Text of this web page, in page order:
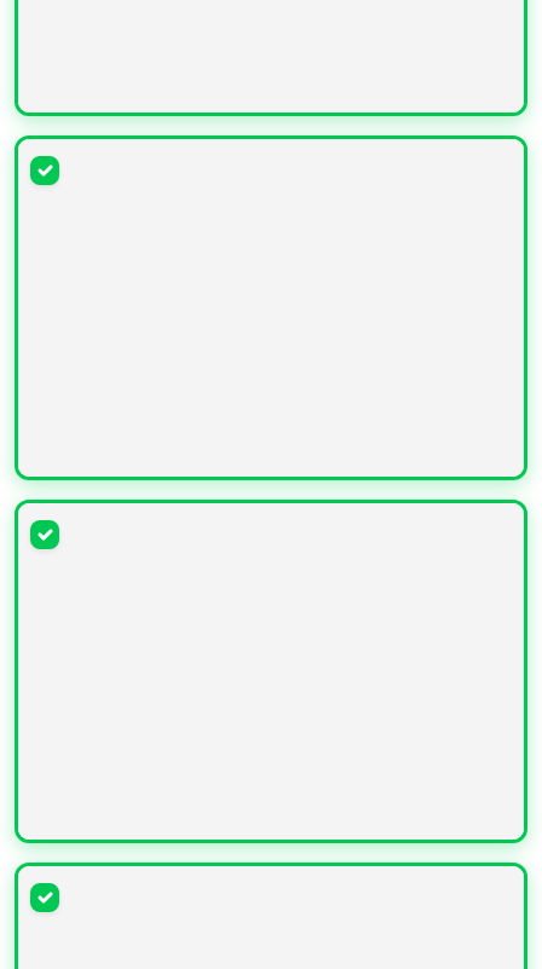
УВЕЛИЧИТЬ
УВЕЛИЧИТЬ
УВЕЛИЧИТЬ